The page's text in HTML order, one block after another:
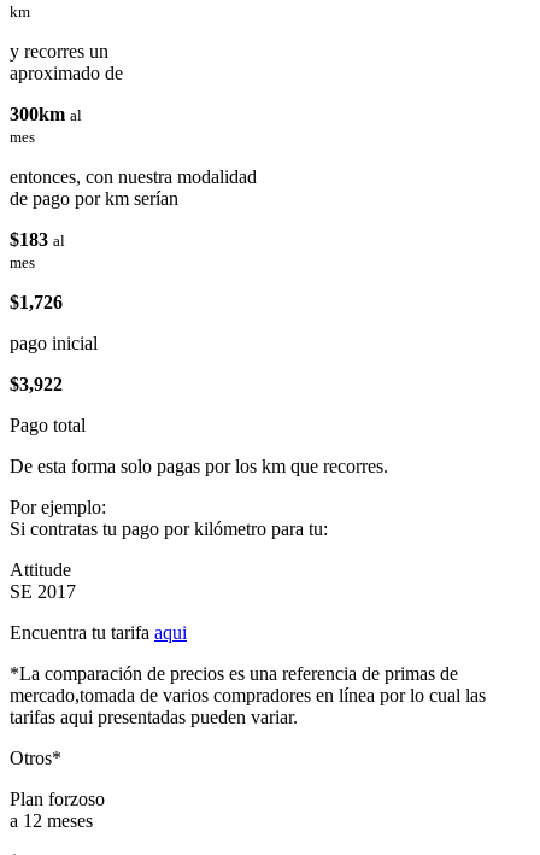
km
y recorres un
aproximado de
300km al
mes
entonces, con nuestra modalidad
de pago por km serían
$183 al
mes
$1,726
pago inicial
$3,922
Pago total
De esta forma solo pagas por los km que recorres.
Por ejemplo:
Si contratas tu pago por kilómetro para tu:
Attitude
SE 2017
Encuentra tu tarifa aqui
*La comparación de precios es una referencia de primas de
mercado,tomada de varios compradores en línea por lo cual las
tarifas aqui presentadas pueden variar.
Otros*
Plan forzoso
a 12 meses